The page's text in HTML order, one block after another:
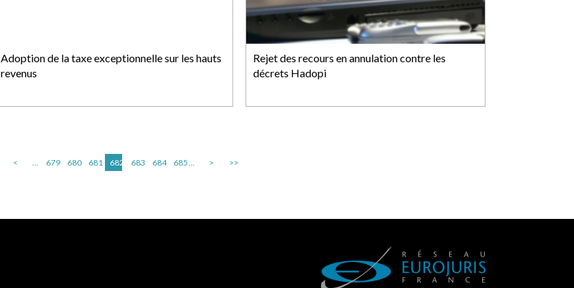
Adoption de la taxe exceptionnelle sur les hauts
revenus
Rejet des recours en annulation contre les
décrets Hadopi
< ... 679 680 681 682 683 684 685... > >>